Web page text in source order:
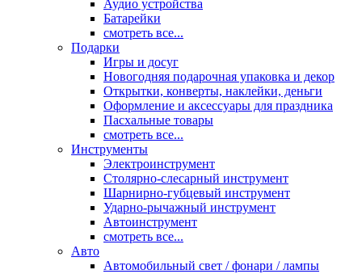
Аудио устройства
Батарейки
смотреть все...
Подарки
Игры и досуг
Новогодняя подарочная упаковка и декор
Открытки, конверты, наклейки, деньги
Оформление и аксессуары для праздника
Пасхальные товары
смотреть все...
Инструменты
Электроинструмент
Столярно-слесарный инструмент
Шарнирно-губцевый инструмент
Ударно-рычажный инструмент
Автоинструмент
смотреть все...
Авто
Автомобильный свет / фонари / лампы